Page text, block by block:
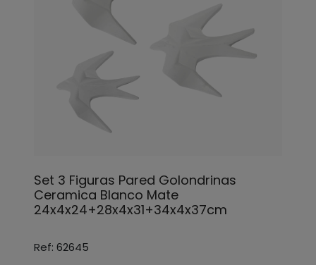
Set 3 Figuras Pared Golondrinas
Ceramica Blanco Mate
24x4x24+28x4x31+34x4x37cm
Ref: 62645